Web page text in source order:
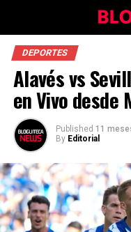
DEPORTES
Alavés vs
en Vivo desde
Published 11
By Editorial